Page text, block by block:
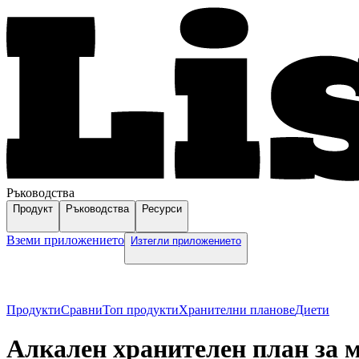
Ръководства
Продукт Ръководства Ресурси
Вземи приложението Изтегли приложението
ПродуктиСравниТоп продуктиХранителни плановеДиети
Алкален хранителен план за